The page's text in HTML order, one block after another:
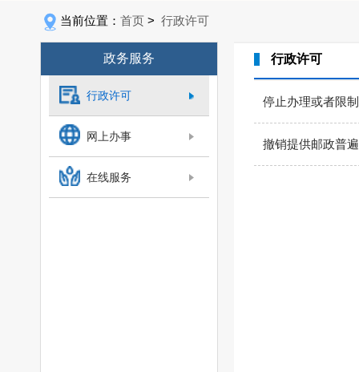
当前位置： 首页 > 行政许可
政务服务
行政许可
网上办事
在线服务
行政许可
停止办理或者限
撤销提供邮政普